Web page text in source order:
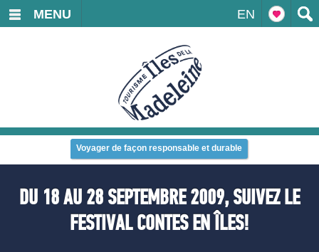
EN
MENU
Voyager de façon responsable et durable
DU 18 AU 28 SEPTEMBRE 2009, SUIVEZ LE
FESTIVAL CONTES EN ÎLES!